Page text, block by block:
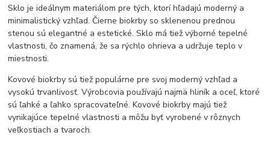
Sklo je ideálnym materiálom pre tých, ktorí hľadajú moderný a
minimalistický vzhľad. Čierne biokrby so sklenenou prednou
stenou sú elegantné a estetické. Sklo má tiež výborné tepelné
vlastnosti, čo znamená, že sa rýchlo ohrieva a udržuje teplo v
miestnosti.
Kovové biokrby sú tiež populárne pre svoj moderný vzhľad a
vysokú trvanlivosť. Výrobcovia používajú najmä hliník a oceľ, ktoré
sú ľahké a ľahko spracovateľné. Kovové biokrby majú tiež
vynikajúce tepelné vlastnosti a môžu byť vyrobené v rôznych
veľkostiach a tvaroch.